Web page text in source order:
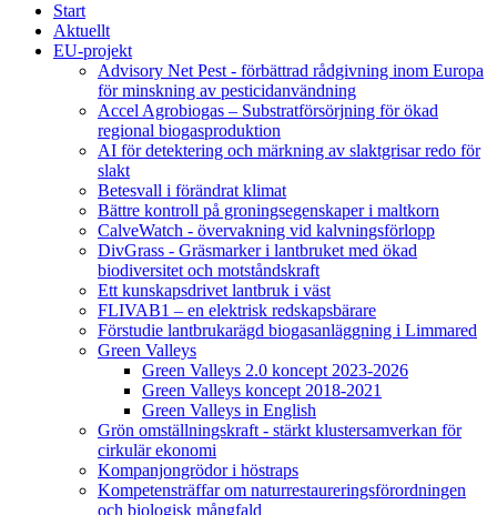
Start
Aktuellt
EU-projekt
Advisory Net Pest - förbättrad rådgivning inom Europa
för minskning av pesticidanvändning
Accel Agrobiogas – Substratförsörjning för ökad
regional biogasproduktion
AI för detektering och märkning av slaktgrisar redo för
slakt
Betesvall i förändrat klimat
Bättre kontroll på groningsegenskaper i maltkorn
CalveWatch - övervakning vid kalvningsförlopp
DivGrass - Gräsmarker i lantbruket med ökad
biodiversitet och motståndskraft
Ett kunskapsdrivet lantbruk i väst
FLIVAB1 – en elektrisk redskapsbärare
Förstudie lantbrukarägd biogasanläggning i Limmared
Green Valleys
Green Valleys 2.0 koncept 2023-2026
Green Valleys koncept 2018-2021
Green Valleys in English
Grön omställningskraft - stärkt klustersamverkan för
cirkulär ekonomi
Kompanjongrödor i höstraps
Kompetensträffar om naturrestaureringsförordningen
och biologisk mångfald